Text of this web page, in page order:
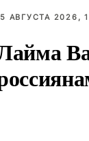
5 АВГУСТА 2026,